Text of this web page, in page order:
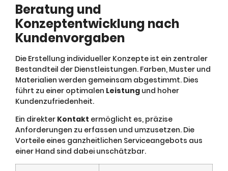
Beratung und
Konzeptentwicklung nach
Kundenvorgaben
Die Erstellung individueller Konzepte ist ein zentraler
Bestandteil der Dienstleistungen. Farben, Muster und
Materialien werden gemeinsam abgestimmt. Dies
führt zu einer optimalen Leistung und hoher
Kundenzufriedenheit.
Ein direkter Kontakt ermöglicht es, präzise
Anforderungen zu erfassen und umzusetzen. Die
Vorteile eines ganzheitlichen Serviceangebots aus
einer Hand sind dabei unschätzbar.